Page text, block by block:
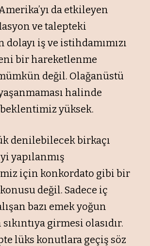
da etkileyen
ve talepteki
dolayı iş ve istihdamımızı
bir hareketlenme
değil. Olağanüstü
halinde
yüksek.
denilebilecek birkaçı
yapılanmış
için konkordato gibi bir
değil. Sadece iç
bazı emek yoğun
girmesi olasıdır.
lüks konutlara geçiş söz